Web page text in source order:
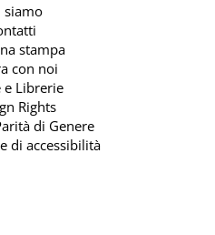
siamo
stampa
con noi
e Librerie
Rights
di Genere
di accessibilità